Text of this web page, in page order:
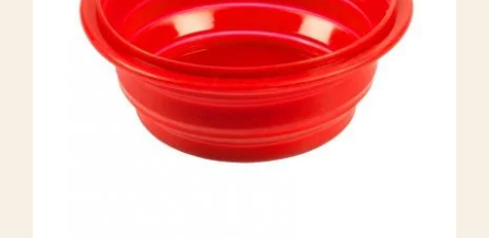
DÉTAILS